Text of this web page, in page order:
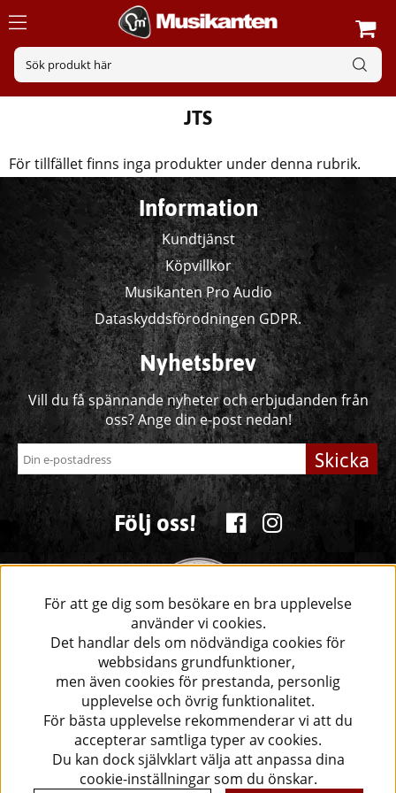
JTS
För tillfället finns inga produkter under denna rubrik.
Information
Kundtjänst
Köpvillkor
Musikanten Pro Audio
Dataskyddsförodningen GDPR.
Nyhetsbrev
Vill du få spännande nyheter och erbjudanden från
oss? Ange din e-post nedan!
Skicka
Följ oss!
För att ge dig som besökare en bra upplevelse
använder vi cookies.
Det handlar dels om nödvändiga cookies för
webbsidans grundfunktioner,
men även cookies för prestanda, personlig
upplevelse och övrig funktionalitet.
För bästa upplevelse rekommenderar vi att du
accepterar samtliga typer av cookies.
Du kan dock självklart välja att anpassa dina
cookie-inställningar som du önskar.